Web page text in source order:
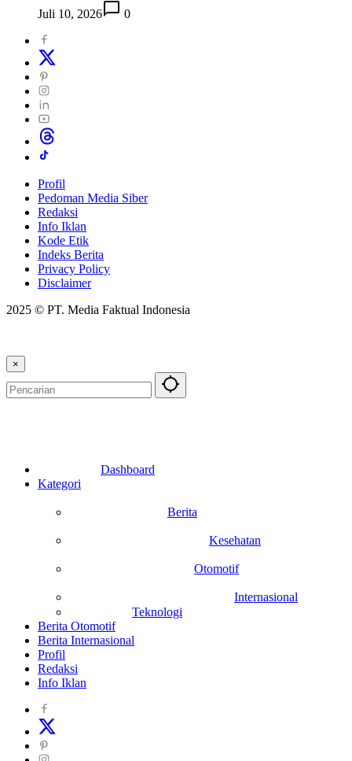
Juli 10, 2026
0
Profil
Pedoman Media Siber
Redaksi
Info Iklan
Kode Etik
Indeks Berita
Privacy Policy
Disclaimer
2025 © PT. Media Faktual Indonesia
×
Dashboard
Kategori
Berita
Kesehatan
Otomotif
Internasional
Teknologi
Berita Otomotif
Berita Internasional
Profil
Redaksi
Info Iklan